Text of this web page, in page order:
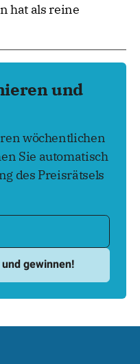
hat als reine
und
wöchentlichen
Sie automatisch
des Preisrätsels